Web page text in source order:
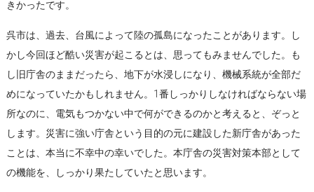
きかったです。
呉市は、過去、台風によって陸の孤島になったことがあります。し
かし今回ほど酷い災害が起こるとは、思ってもみませんでした。も
し旧庁舎のままだったら、地下が水浸しになり、機械系統が全部だ
めになっていたかもしれません。1番しっかりしなければならない場
所なのに、電気もつかない中で何ができるのかと考えると、ぞっと
します。災害に強い庁舎という目的の元に建設した新庁舎があった
ことは、本当に不幸中の幸いでした。本庁舎の災害対策本部として
の機能を、しっかり果たしていたと思います。